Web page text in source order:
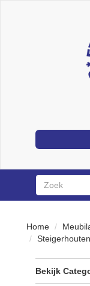
Home
Bekijk